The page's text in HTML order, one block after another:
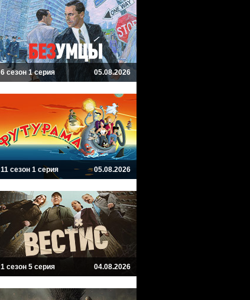
6 сезон 1 серия 05.08.2026
11 сезон 1 серия 05.08.2026
1 сезон 5 серия 04.08.2026